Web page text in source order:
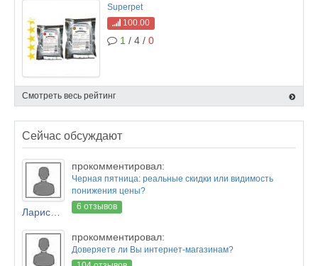
Superpet
100.00
1 / 4 / 0
Смотреть весь рейтинг
Сейчас обсуждают
прокомментировал:
Черная пятница: реальные скидки или видимость
понижения цены?
6 отзывов
прокомментировал:
Доверяете ли Вы интернет-магазинам?